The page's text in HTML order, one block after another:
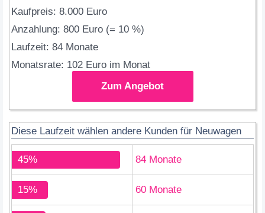
Kaufpreis: 8.000 Euro
Anzahlung: 800 Euro (= 10 %)
Laufzeit: 84 Monate
Monatsrate: 102 Euro im Monat
Zum Angebot
Diese Laufzeit wählen andere Kunden für Neuwagen
45% 84 Monate
15% 60 Monate